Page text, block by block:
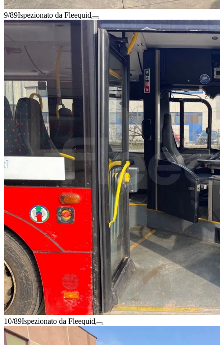
9/89Ispezionato da Fleequid
10/89Ispezionato da Fleequid